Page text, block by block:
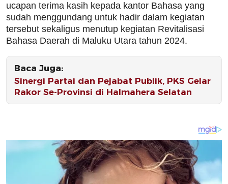
ucapan terima kasih kepada kantor Bahasa yang
sudah menggundang untuk hadir dalam kegiatan
tersebut sekaligus menutup kegiatan Revitalisasi
Bahasa Daerah di Maluku Utara tahun 2024.
Baca Juga:
Sinergi Partai dan Pejabat Publik, PKS Gelar
Rakor Se-Provinsi di Halmahera Selatan